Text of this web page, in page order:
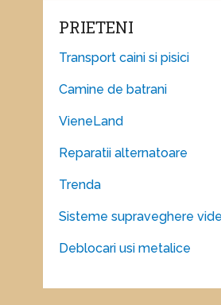
PRIETENI
Transport caini si pisici
Camine de batrani
VieneLand
Reparatii alternatoare
Trenda
Sisteme supraveghere
Deblocari usi metalice